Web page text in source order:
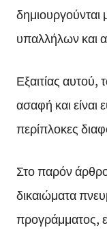
υπαλλήλων και
Εξαιτίας αυτού,
ασαφή και είναι
περίπλοκες
Στο παρόν
δικαιώματα
προγράμματος,